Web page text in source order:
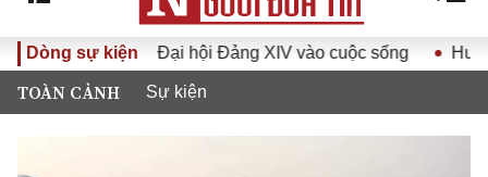
Dòng sự kiện
Nghị quyết Đại hội Đảng XIV vào cuộc sống Hướng tới
TOÀN CẢNH Sự kiện